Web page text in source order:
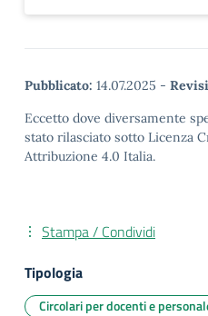
Pubblicato: 14.07.2025 -
Eccetto dove diversamente
stato rilasciato sotto Licenza
Attribuzione 4.0 Italia.
Stampa / Condividi
Tipologia
Circolari per docenti e